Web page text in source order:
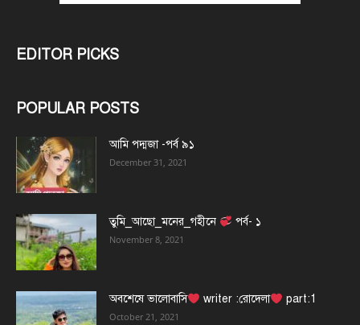
EDITOR PICKS
POPULAR POSTS
আমি পদ্মজা -পর্ব ৯১
December 31, 2021
তুমি_আছো_মনের_গহীনে পর্ব- ১
November 8, 2021
অবশেষে ভালোবাসি writer :রোদেলা part:1
October 21, 2021